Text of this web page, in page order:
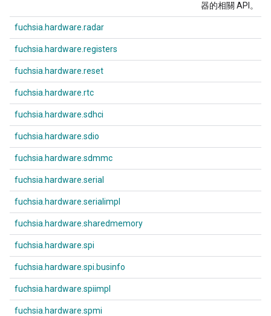
器的相關 API。
fuchsia.hardware.radar
fuchsia.hardware.registers
fuchsia.hardware.reset
fuchsia.hardware.rtc
fuchsia.hardware.sdhci
fuchsia.hardware.sdio
fuchsia.hardware.sdmmc
fuchsia.hardware.serial
fuchsia.hardware.serialimpl
fuchsia.hardware.sharedmemory
fuchsia.hardware.spi
fuchsia.hardware.spi.businfo
fuchsia.hardware.spiimpl
fuchsia.hardware.spmi